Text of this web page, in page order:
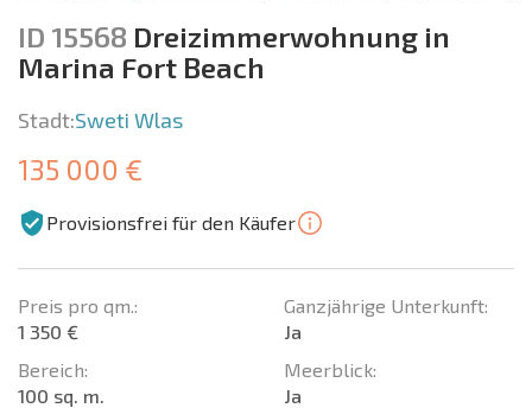
ID 15568 Dreizimmerwohnung in
Marina Fort Beach
Stadt:Sweti Wlas
135 000 €
Provisionsfrei für den Käufer
Preis pro qm.:
1 350 €
Bereich:
100 sq. m.
Ganzjährige Unterkunft:
Ja
Meerblick:
Ja